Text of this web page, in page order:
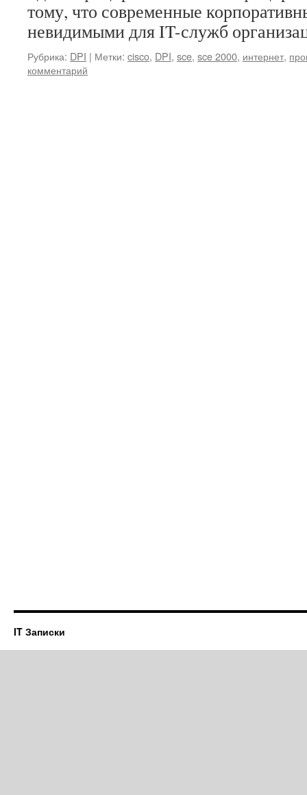
тому, что современные
невидимыми для IT-служб
Рубрика: DPI | Метки: cisco, DPI, sce, sce 2000, интернет,
комментарий
IT Записки